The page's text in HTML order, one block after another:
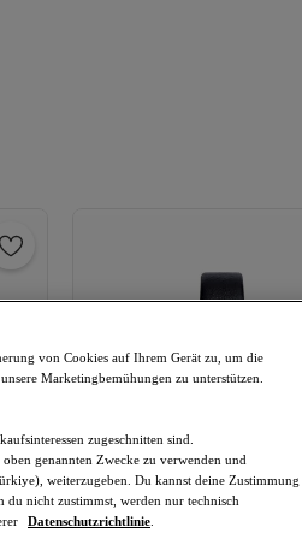
von Cookies auf Ihrem Gerät zu, um die
Marketingbemühungen zu unterstützen.
zugeschnitten sind.
genannten Zwecke zu verwenden und
weiterzugeben. Du kannst deine Zustimmung
nicht zustimmst, werden nur technisch
Datenschutzrichtlinie